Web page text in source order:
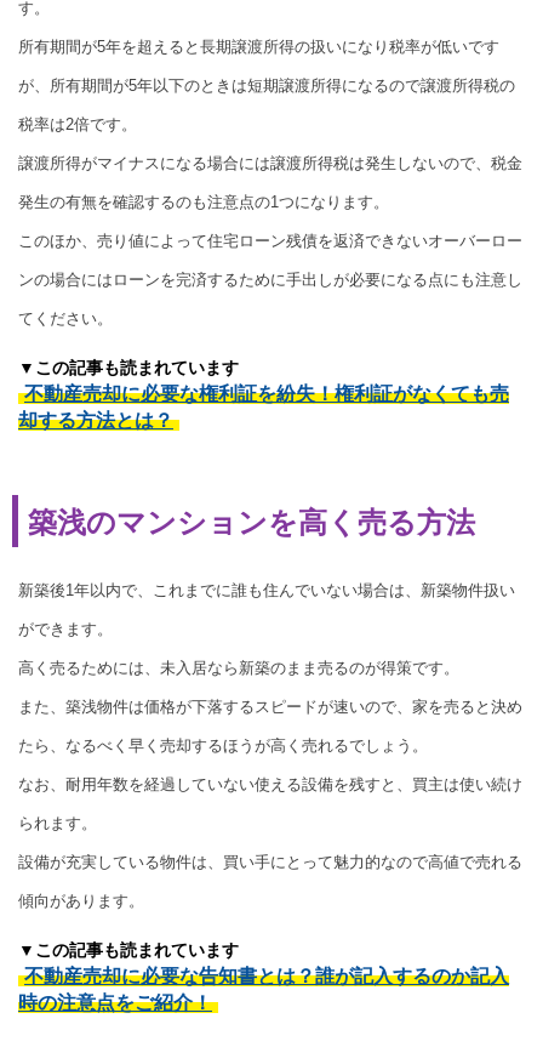
す。
所有期間が5年を超えると長期譲渡所得の扱いになり税率が低いです
が、所有期間が5年以下のときは短期譲渡所得になるので譲渡所得税の
税率は2倍です。
譲渡所得がマイナスになる場合には譲渡所得税は発生しないので、税金
発生の有無を確認するのも注意点の1つになります。
このほか、売り値によって住宅ローン残債を返済できないオーバーロー
ンの場合にはローンを完済するために手出しが必要になる点にも注意し
てください。
▼この記事も読まれています
不動産売却に必要な権利証を紛失！権利証がなくても売
却する方法とは？
築浅のマンションを高く売る方法
新築後1年以内で、これまでに誰も住んでいない場合は、新築物件扱い
ができます。
高く売るためには、未入居なら新築のまま売るのが得策です。
また、築浅物件は価格が下落するスピードが速いので、家を売ると決め
たら、なるべく早く売却するほうが高く売れるでしょう。
なお、耐用年数を経過していない使える設備を残すと、買主は使い続け
られます。
設備が充実している物件は、買い手にとって魅力的なので高値で売れる
傾向があります。
▼この記事も読まれています
不動産売却に必要な告知書とは？誰が記入するのか記入
時の注意点をご紹介！